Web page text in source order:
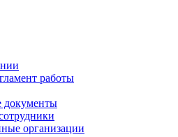
работы
документы
организации